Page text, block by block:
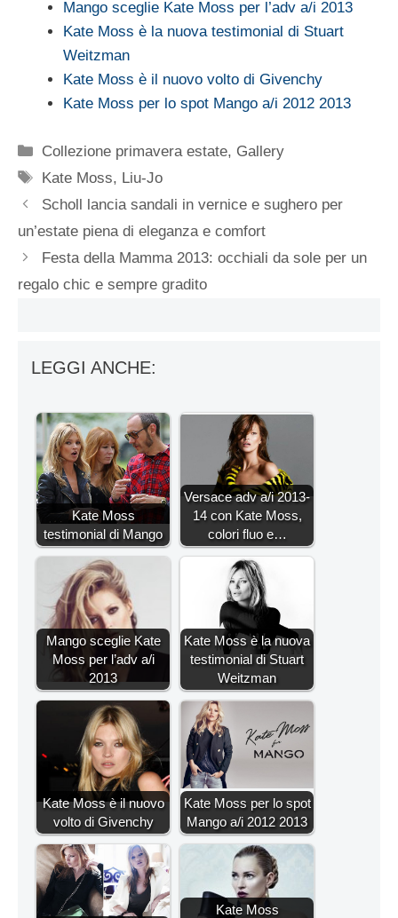
Mango sceglie Kate Moss per l’adv a/i 2013
Kate Moss è la nuova testimonial di Stuart
Weitzman
Kate Moss è il nuovo volto di Givenchy
Kate Moss per lo spot Mango a/i 2012 2013
Categorie
Collezione primavera estate, Gallery
Tag
Kate Moss, Liu-Jo
Scholl lancia sandali in vernice e sughero per
un’estate piena di eleganza e comfort
Festa della Mamma 2013: occhiali da sole per un
regalo chic e sempre gradito
LEGGI ANCHE:
Kate Moss
testimonial di Mango
Versace adv a/i 2013-
14 con Kate Moss,
colori fluo e…
Mango sceglie Kate
Moss per l’adv a/i
2013
Kate Moss è la nuova
testimonial di Stuart
Weitzman
Kate Moss è il nuovo
volto di Givenchy
Kate Moss per lo spot
Mango a/i 2012 2013
Kate Moss